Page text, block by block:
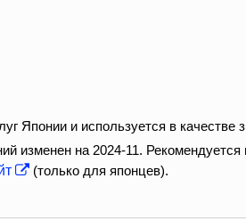
Японии и используется в качестве
изменен на 2024-11. Рекомендуется
(только для японцев).